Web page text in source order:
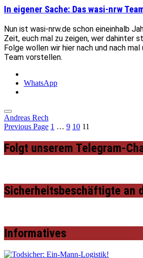
In eigener Sache: Das wasi-nrw
Nun ist wasi-nrw.de schon eineinhalb
Zeit, euch mal zu zeigen, wer dahinter
Folge wollen wir hier nach und nach
Team vorstellen.
WhatsApp
Andreas Rech
Previous Page 1 … 9 10 11
Folgt unserem Telegram-
Sicherheitsbeschäftigte an
Informatives